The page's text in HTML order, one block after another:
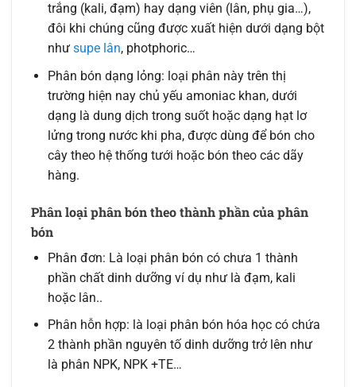
trắng (kali, đạm) hay dạng viên (lân, phụ gia…),
đôi khi chúng cũng được xuất hiện dưới dạng bột
như supe lân, photphoric…
Phân bón dạng lỏng: loại phân này trên thị
trường hiện nay chủ yếu amoniac khan, dưới
dạng là dung dịch trong suốt hoặc dạng hạt lơ
lửng trong nước khi pha, được dùng để bón cho
cây theo hệ thống tưới hoặc bón theo các dãy
hàng.
Phân loại phân bón theo thành phần của phân
bón
Phân đơn: Là loại phân bón có chưa 1 thành
phần chất dinh dưỡng ví dụ như là đạm, kali
hoặc lân..
Phân hỗn hợp: là loại phân bón hóa học có chứa
2 thành phần nguyên tố dinh dưỡng trở lên như
là phân NPK, NPK +TE…